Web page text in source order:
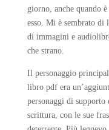
giorno, anche quando
esso. Mi è sembrato di
di immagini e
che strano.
Il personaggio
libro pdf era
personaggi di supporto
scrittura, con le sue